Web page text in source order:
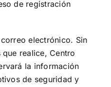
de registración
electrónico. Sin
realice, Centro
la información
de seguridad y